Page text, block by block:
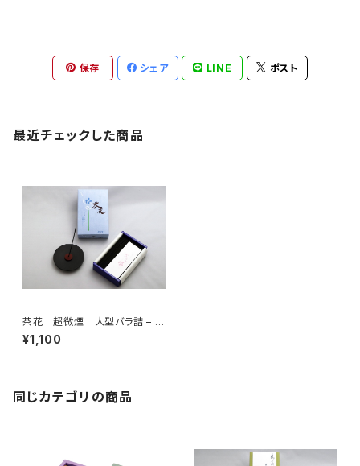
保存 シェア LINE ポスト
最近チェックした商品
茶花 超微煙 大型バラ詰 – 尚
林堂
¥1,100
同じカテゴリの商品